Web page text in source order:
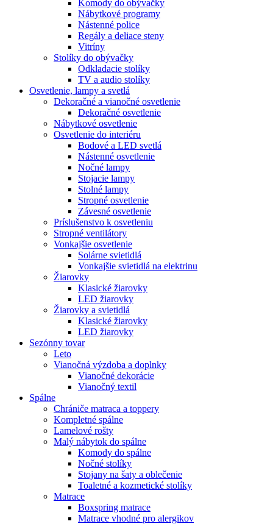
Komody do obývačky
Nábytkové programy
Nástenné police
Regály a deliace steny
Vitríny
Stolíky do obývačky
Odkladacie stolíky
TV a audio stolíky
Osvetlenie, lampy a svetlá
Dekoračné a vianočné osvetlenie
Dekoračné osvetlenie
Nábytkové osvetlenie
Osvetlenie do interiéru
Bodové a LED svetlá
Nástenné osvetlenie
Nočné lampy
Stojacie lampy
Stolné lampy
Stropné osvetlenie
Závesné osvetlenie
Príslušenstvo k osvetleniu
Stropné ventilátory
Vonkajšie osvetlenie
Solárne svietidlá
Vonkajšie svietidlá na elektrinu
Žiarovky
Klasické žiarovky
LED žiarovky
Žiarovky a svietidlá
Klasické žiarovky
LED žiarovky
Sezónny tovar
Leto
Vianočná výzdoba a doplnky
Vianočné dekorácie
Vianočný textil
Spálne
Chrániče matraca a toppery
Kompletné spálne
Lamelové rošty
Malý nábytok do spálne
Komody do spálne
Nočné stolíky
Stojany na šaty a oblečenie
Toaletné a kozmetické stolíky
Matrace
Boxspring matrace
Matrace vhodné pro alergikov